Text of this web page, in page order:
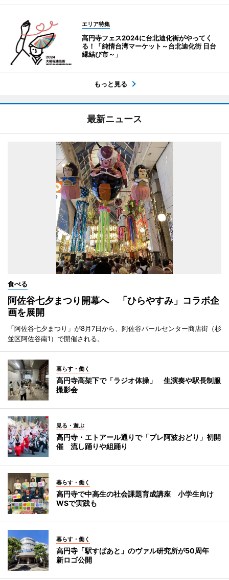
エリア特集
高円寺フェス2024に台北迪化街がやってく
る！「純情台湾マーケット～台北迪化街 日台
縁結び市～」
もっと見る
最新ニュース
食べる
阿佐谷七夕まつり開幕へ 「ひらやすみ」コラボ企
画を展開
「阿佐谷七夕まつり」が8月7日から、阿佐谷パールセンター商店街（杉
並区阿佐谷南1）で開催される。
暮らす・働く
高円寺高架下で「ラジオ体操」 生演奏や駅長制服
撮影会
見る・遊ぶ
高円寺・エトアール通りで「プレ阿波おどり」初開
催 流し踊りや組踊り
暮らす・働く
高円寺で中高生の社会課題育成講座 小学生向け
WSで実践も
暮らす・働く
高円寺「駅すぱあと」のヴァル研究所が50周年
新ロゴ公開